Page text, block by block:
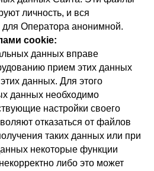
личность, и вся
Оператора анонимной.
cookie:
данных вправе
прием этих данных
данных. Для этого
данных необходимо
настройки своего
отказаться от файлов
таких данных или при
некоторые функции
либо это может